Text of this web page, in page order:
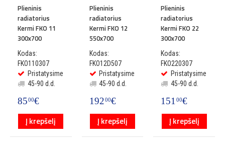
Plieninis
radiatorius
Kermi FKO 11
300x700
Kodas:
FKO110307
Pristatysime
45-90 d.d.
8500€
Į krepšelį
Plieninis
radiatorius
Kermi FKO 12
550x700
Kodas:
FKO12D507
Pristatysime
45-90 d.d.
19200€
Į krepšelį
Plieninis
radiatorius
Kermi FKO 22
300x700
Kodas:
FKO220307
Pristatysime
45-90 d.d.
15100€
Į krepšelį